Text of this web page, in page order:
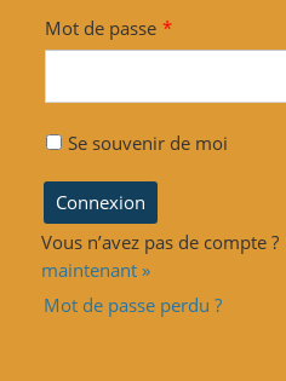
Mot de passe *
Se souvenir de moi
Vous n’avez pas de compte ?
maintenant »
Mot de passe perdu ?